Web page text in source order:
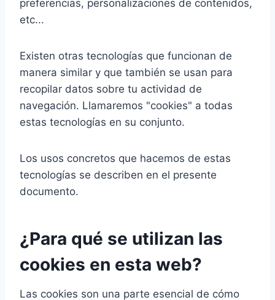
preferencias, personalizaciones de contenidos,
etc...
Existen otras tecnologías que funcionan de
manera similar y que también se usan para
recopilar datos sobre tu actividad de
navegación. Llamaremos "cookies" a todas
estas tecnologías en su conjunto.
Los usos concretos que hacemos de estas
tecnologías se describen en el presente
documento.
¿Para qué se utilizan las
cookies en esta web?
Las cookies son una parte esencial de cómo